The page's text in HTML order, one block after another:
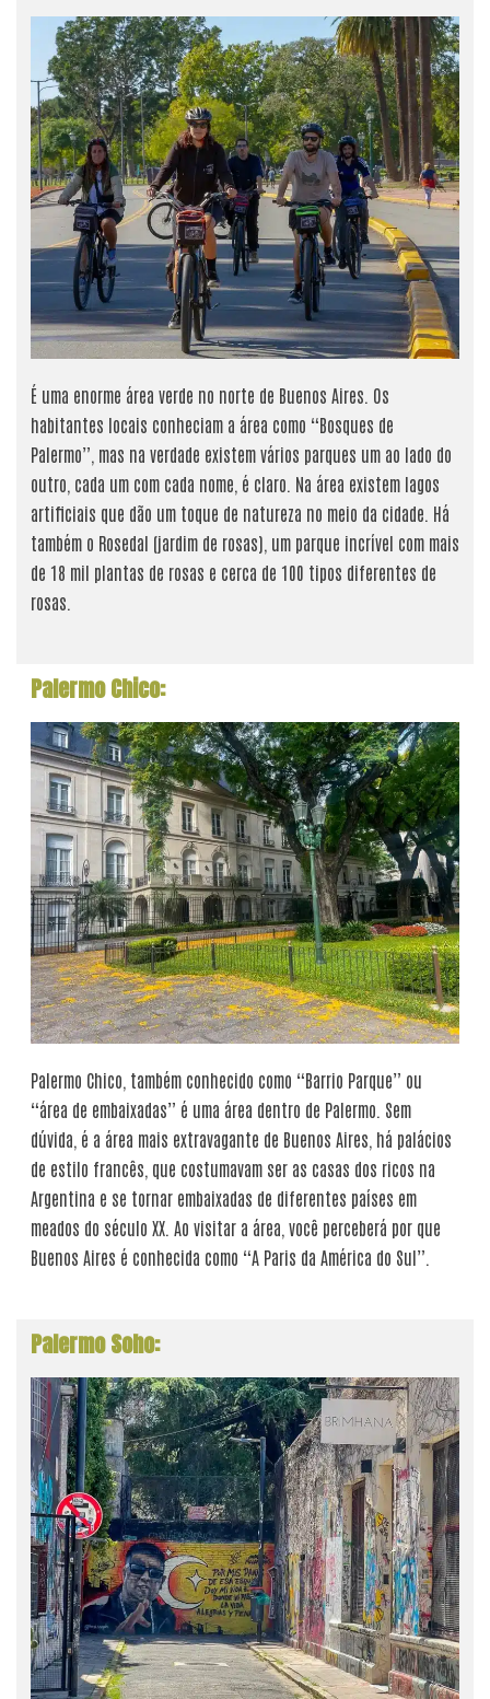
É uma enorme área verde no norte de Buenos Aires. Os
habitantes locais conheciam a área como “Bosques de
Palermo”, mas na verdade existem vários parques um ao lado do
outro, cada um com cada nome, é claro. Na área existem lagos
artificiais que dão um toque de natureza no meio da cidade. Há
também o Rosedal (jardim de rosas), um parque incrível com mais
de 18 mil plantas de rosas e cerca de 100 tipos diferentes de
rosas.
Palermo Chico, também conhecido como “Barrio Parque” ou
“área de embaixadas” é uma área dentro de Palermo. Sem
dúvida, é a área mais extravagante de Buenos Aires, há palácios
de estilo francês, que costumavam ser as casas dos ricos na
Argentina e se tornar embaixadas de diferentes países em
meados do século XX. Ao visitar a área, você perceberá por que
Buenos Aires é conhecida como “A Paris da América do Sul”.
Palermo Chico:
Palermo Soho: